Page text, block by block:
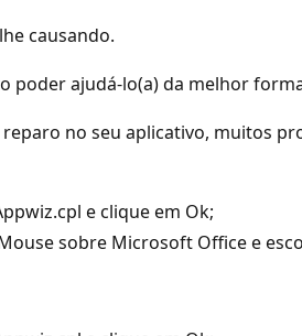
causando.
poder ajudá-lo(a) da melhor
no seu aplicativo, muitos
e clique em Ok;
sobre Microsoft Office e